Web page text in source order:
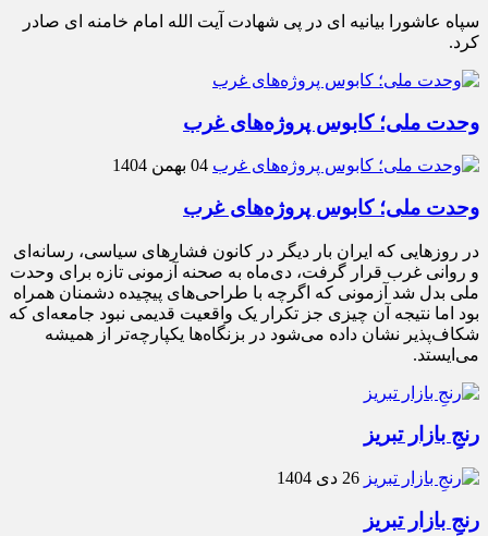
سپاه عاشورا بیانیه ای در پی شهادت آیت الله امام خامنه ای صادر
کرد.
وحدت ملی؛ کابوس پروژه‌های غرب
04 بهمن 1404
وحدت ملی؛ کابوس پروژه‌های غرب
در روزهایی که ایران بار دیگر در کانون فشارهای سیاسی، رسانه‌ای
و روانی غرب قرار گرفت، دی‌ماه به صحنه آزمونی تازه برای وحدت
ملی بدل شد آزمونی که اگرچه با طراحی‌های پیچیده دشمنان همراه
بود اما نتیجه آن چیزی جز تکرار یک واقعیت قدیمی نبود جامعه‌ای که
شکاف‌پذیر نشان داده می‌شود در بزنگاه‌ها یکپارچه‌تر از همیشه
می‌ایستد.
رنجِ بازار تبریز
26 دی 1404
رنجِ بازار تبریز